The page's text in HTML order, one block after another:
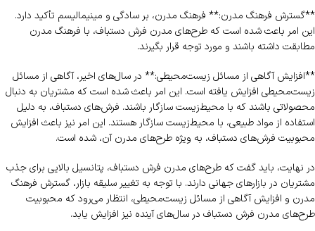
**گسترش فرهنگ مدرن:** فرهنگ مدرن، بر سادگی و مینیمالیسم تأکید دارد.
این امر باعث شده است که طرح‌های مدرن فرش دستباف، با فرهنگ مدرن
مطابقت داشته باشند و مورد توجه قرار بگیرند.
**افزایش آگاهی از مسائل زیست‌محیطی:** در سال‌های اخیر، آگاهی از مسائل
زیست‌محیطی افزایش یافته است. این امر باعث شده است که مشتریان به دنبال
محصولاتی باشند که با محیط‌زیست سازگار باشند. فرش‌های دستباف، به دلیل
استفاده از مواد طبیعی، با محیط‌زیست سازگار هستند. این امر نیز باعث افزایش
محبوبیت فرش‌های دستباف، به ویژه طرح‌های مدرن آن، شده است.
در نهایت، باید گفت که طرح‌های مدرن فرش دستباف، پتانسیل بالایی برای جذب
مشتریان در بازارهای جهانی دارند. با توجه به تغییر سلیقه بازار، گسترش فرهنگ
مدرن و افزایش آگاهی از مسائل زیست‌محیطی، انتظار می‌رود که محبوبیت
طرح‌های مدرن فرش دستباف در سال‌های آینده نیز افزایش یابد.